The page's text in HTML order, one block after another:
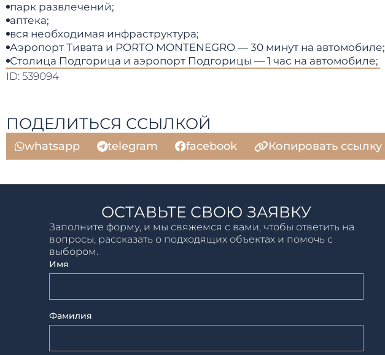
парк развлечений;
аптека;
вся необходимая инфраструктура;
Аэропорт Тивата и PORTO MONTENEGRO — 30 минут на автомобиле;
Столица Подгорица и аэропорт Подгорицы — 1 час на автомобиле;
ID: 539094
ПОДЕЛИТЬСЯ ССЫЛКОЙ
whatsapp telegram facebook Копировать ссылку
ОСТАВЬТЕ СВОЮ ЗАЯВКУ
Заполните форму, и мы свяжемся с вами, чтобы ответить на
вопросы, рассказать о подходящих объектах и помочь с
выбором.
Имя
Фамилия